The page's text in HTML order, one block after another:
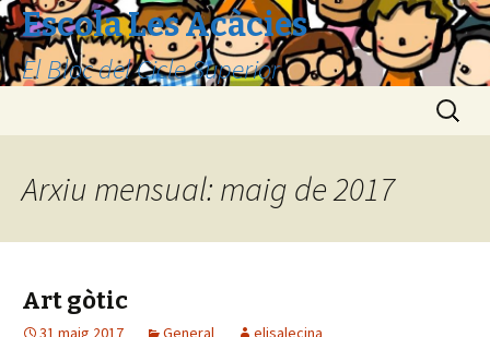
Escola Les Acàcies
El Bloc del Cicle Superior
Cerca:
Arxiu mensual: maig de 2017
Art gòtic
31 maig 2017 General elisalecina